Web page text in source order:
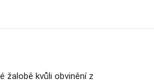
žalobě kvůli obvinění z